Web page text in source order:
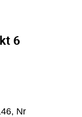
6
Nr